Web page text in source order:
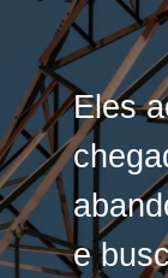
Eles
e
Eles
e